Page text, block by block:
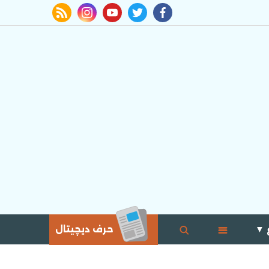
facebook
twitter
youtube
instagram
rss feed
▼ حرف ديچيتال